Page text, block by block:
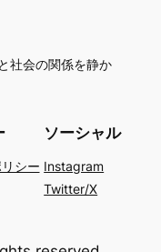
社会の関係を静か
シー
ソーシャル
Instagram
Twitter/X